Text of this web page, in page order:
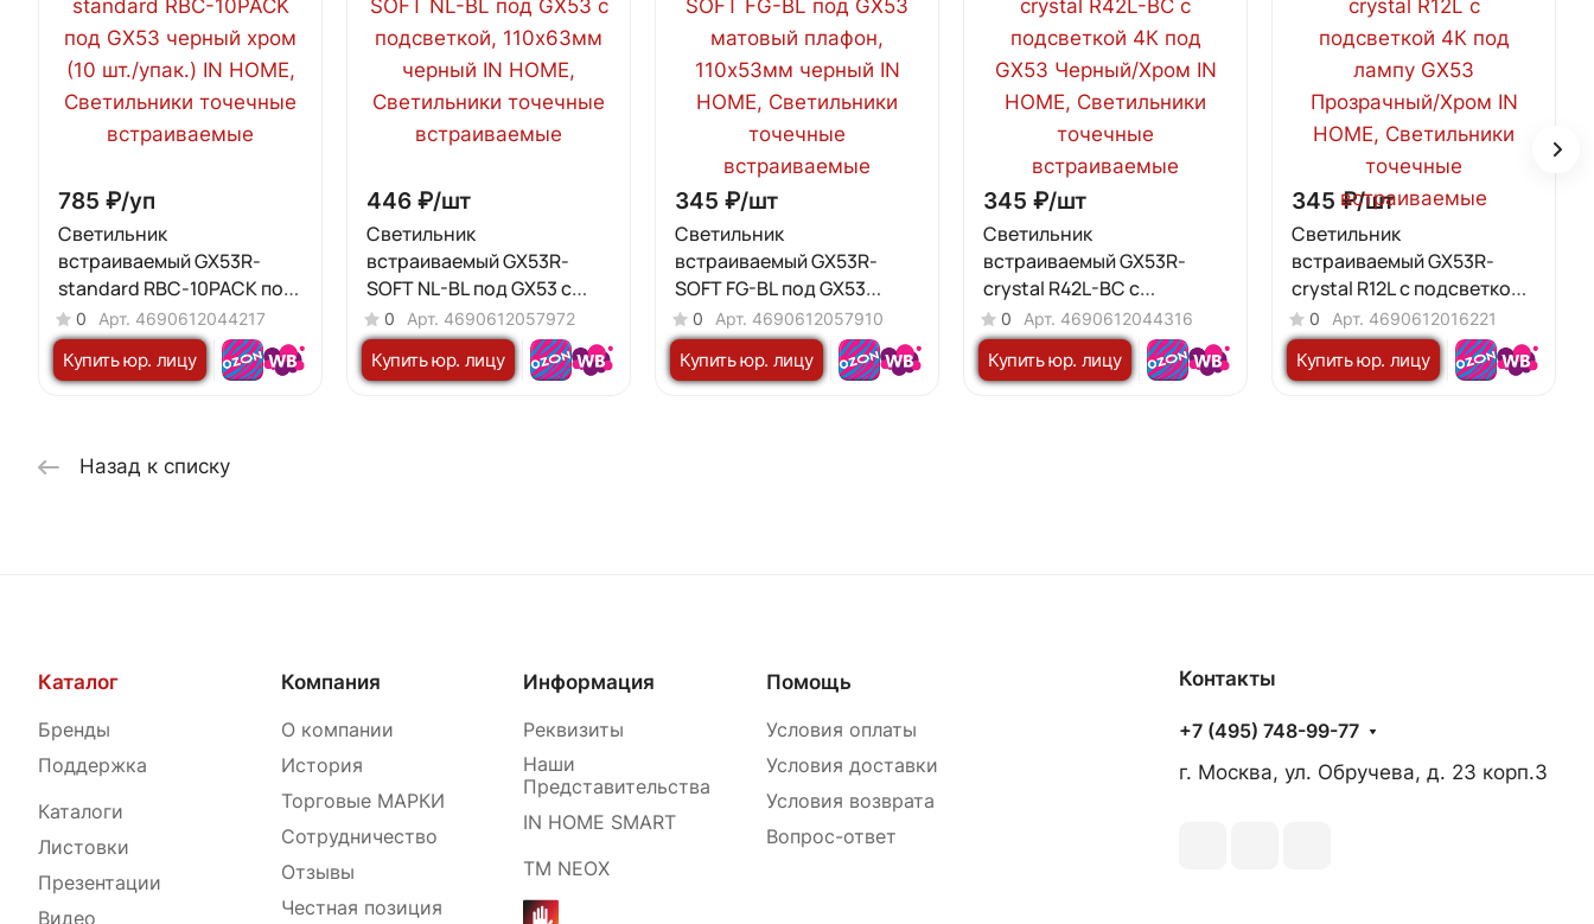
785 ₽/уп
Светильник
встраиваемый GX53R-
standard RBC-10PACK под
GX53 черный хром (10 шт./
упак.) IN HOME
0 Арт. 4690612044217
Купить юр. лицу
446 ₽/шт
Светильник
встраиваемый GX53R-
SOFT NL-BL под GX53 c
подсветкой, 110х63мм
черный IN HOME
0 Арт. 4690612057972
Купить юр. лицу
345 ₽/шт
Светильник
встраиваемый GX53R-
SOFT FG-BL под GX53
матовый плафон,
110х53мм черный IN HOME
0 Арт. 4690612057910
Купить юр. лицу
345 ₽/шт
Светильник
встраиваемый GX53R-
crystal R42L-BC с
подсветкой 4К под GX53
Черный/Хром IN HOME
0 Арт. 4690612044316
Купить юр. лицу
345 ₽/шт
Светильник
встраиваемый GX53R-
crystal R12L с подсветкой
4К под лампу GX53
Прозрачный/Хром IN
HOME
0 Арт. 4690612016221
Купить юр. лицу
Назад к списку
Каталог
Бренды
Поддержка
Каталоги
Листовки
Презентации
Видео
Компания
О компании
История
Торговые МАРКИ
Сотрудничество
Отзывы
Честная позиция
Информация
Реквизиты
Наши
Представительства
IN HOME SMART
ТМ NEOX
Помощь
Условия оплаты
Условия доставки
Условия возврата
Вопрос-ответ
Контакты
+7 (495) 748-99-77
г. Москва, ул. Обручева, д. 23 корп.3